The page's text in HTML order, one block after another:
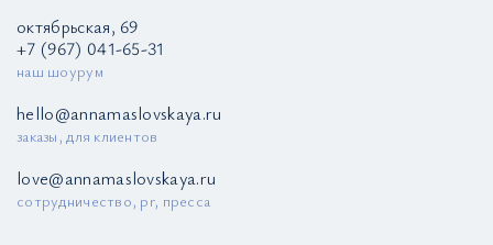
октябрьская, 69
+7 (967) 041-65-31
наш шоурум
hello@annamaslovskaya.ru
заказы, для клиентов
love@annamaslovskaya.ru
сотрудничество, pr, пресса